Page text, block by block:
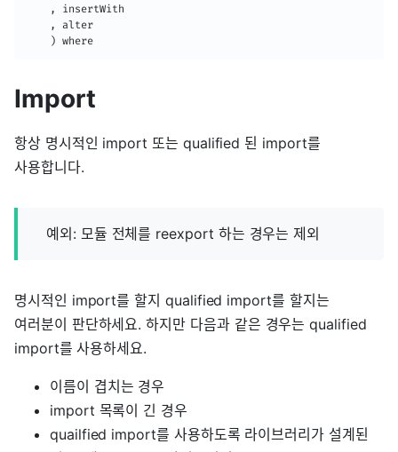
    , insertWith
    , alter
    ) where
Import
항상 명시적인 import 또는 qualified 된 import를
사용합니다.
예외: 모듈 전체를 reexport 하는 경우는 제외
명시적인 import를 할지 qualified import를 할지는
여러분이 판단하세요. 하지만 다음과 같은 경우는 qualified
import를 사용하세요.
이름이 겹치는 경우
import 목록이 긴 경우
quailfied import를 사용하도록 라이브러리가 설계된